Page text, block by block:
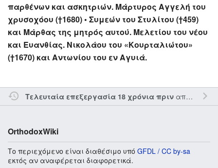
παρθένων και ασκητριών. Μάρτυρος Αγγελή του
χρυσοχόου (†1680) • Συμεών του Στυλίτου (†459)
και Μάρθας της μητρός αυτού. Μελετίου του νέου
και Ευανθίας. Νικολάου του «Κουρταλιώτου»
(†1670) και Αντωνίου του εν Αγυιά.
Τελευταία επεξεργασία 18 χρόνια πριναπό τον την
OrthodoxWiki
Το περιεχόμενο είναι διαθέσιμο υπό GFDL / CC by-sa
εκτός αν αναφέρεται διαφορετικά.